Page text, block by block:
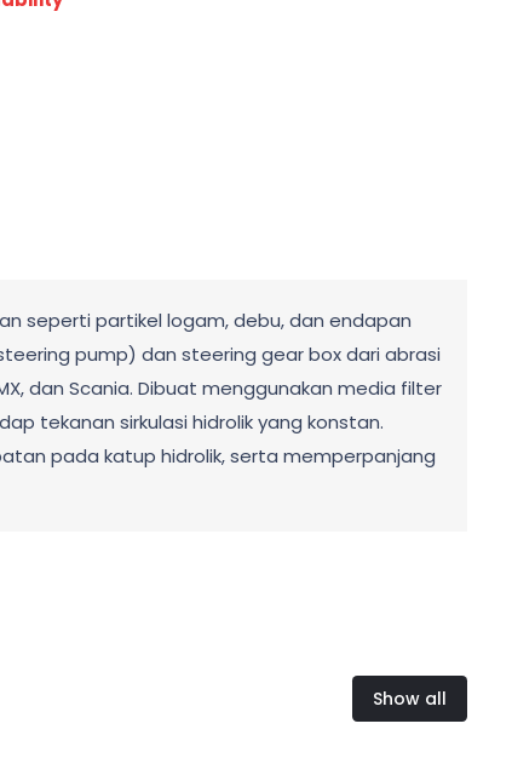
seperti partikel logam, debu, dan endapan
pump) dan steering gear box dari abrasi
dan Scania. Dibuat menggunakan media filter
tekanan sirkulasi hidrolik yang konstan.
pada katup hidrolik, serta memperpanjang
Show all